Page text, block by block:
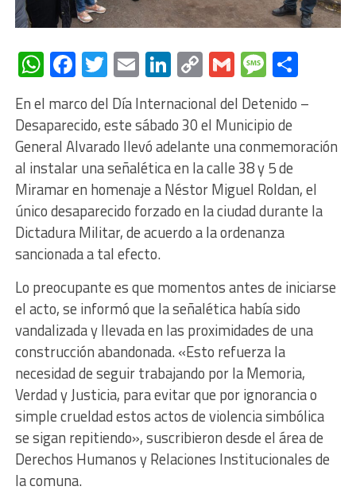
WhatsApp
Facebook
Twitter
EmailLinkedIn
Copy
Link
Gmail
En el marco del Día Internacional del Detenido –
Desaparecido, este sábado 30 el Municipio de
General Alvarado llevó adelante una conmemoración
al instalar una señalética en la calle 38 y 5 de
Miramar en homenaje a Néstor Miguel Roldan, el
único desaparecido forzado en la ciudad durante la
Dictadura Militar, de acuerdo a la ordenanza
sancionada a tal efecto.
Lo preocupante es que momentos antes de iniciarse
el acto, se informó que la señalética había sido
vandalizada y llevada en las proximidades de una
construcción abandonada. «Esto refuerza la
necesidad de seguir trabajando por la Memoria,
Verdad y Justicia, para evitar que por ignorancia o
simple crueldad estos actos de violencia simbólica
se sigan repitiendo», suscribieron desde el área de
Derechos Humanos y Relaciones Institucionales de
la comuna.